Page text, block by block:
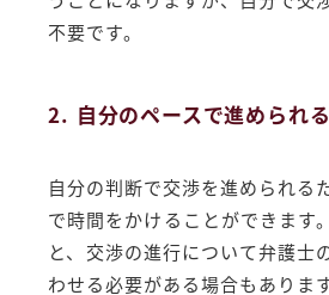
不要です。
2. 自分のペースで進められる
自分の判断で交渉を進められる
で時間をかけることができます
と、交渉の進行について弁護士
わせる必要がある場合もありま